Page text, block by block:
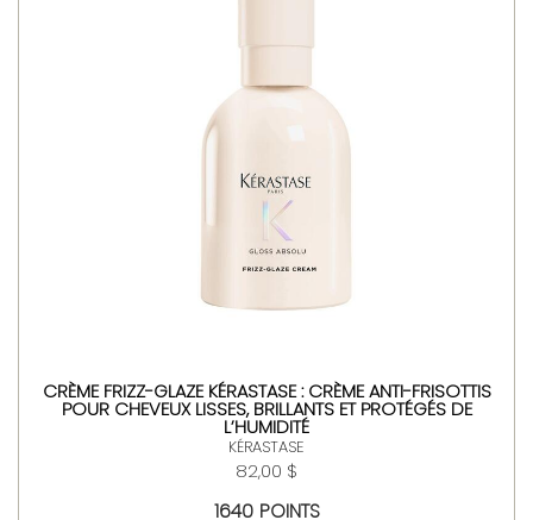
CRÈME FRIZZ-GLAZE KÉRASTASE : CRÈME ANTI-FRISOTTIS
POUR CHEVEUX LISSES, BRILLANTS ET PROTÉGÉS DE
L’HUMIDITÉ
KÉRASTASE
82,00 $
1640 POINTS